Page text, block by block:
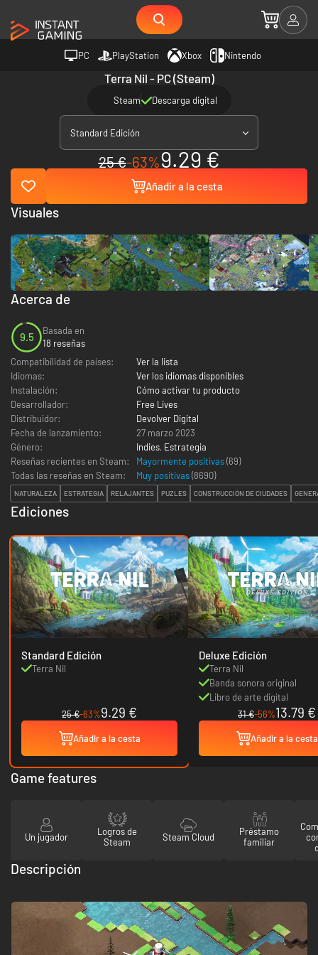
PC PlayStation Xbox Nintendo
Terra Nil - PC (Steam)
Steam Descarga digital
Standard Edición
25 €-63%9.29 €
Añadir a la cesta
Acerca de
9.5
Basada en
18 reseñas
Compatibilidad de países:
Ver la lista
Idiomas:
Ver los idiomas disponibles
Instalación:
Cómo activar tu producto
Desarrollador:
Free Lives
Distribuidor:
Devolver Digital
Fecha de lanzamiento:
27 marzo 2023
Género:
Indies, Estrategia
Reseñas recientes en Steam:
Mayormente positivas(69)
Todas las reseñas en Steam:
Muy positivas(8690)
NATURALEZA ESTRATEGIA RELAJANTES PUZLES CONSTRUCCIÓN DE CIUDADES
Ediciones
Standard Edición
Terra Nil
25 €-63%9.29 €
Añadir a la cesta
Deluxe Edición
Terra Nil
Banda sonora original
Libro de arte digital
31 €-56%13.79 €
Añadir a la cesta
Visuales
Game features
Un jugador
Logros de
Steam
Steam Cloud
Préstamo
familiar
Descripción